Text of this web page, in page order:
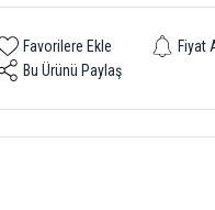
Fiyat
Bu Ürünü Paylaş